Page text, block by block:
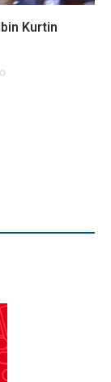
Kurtin